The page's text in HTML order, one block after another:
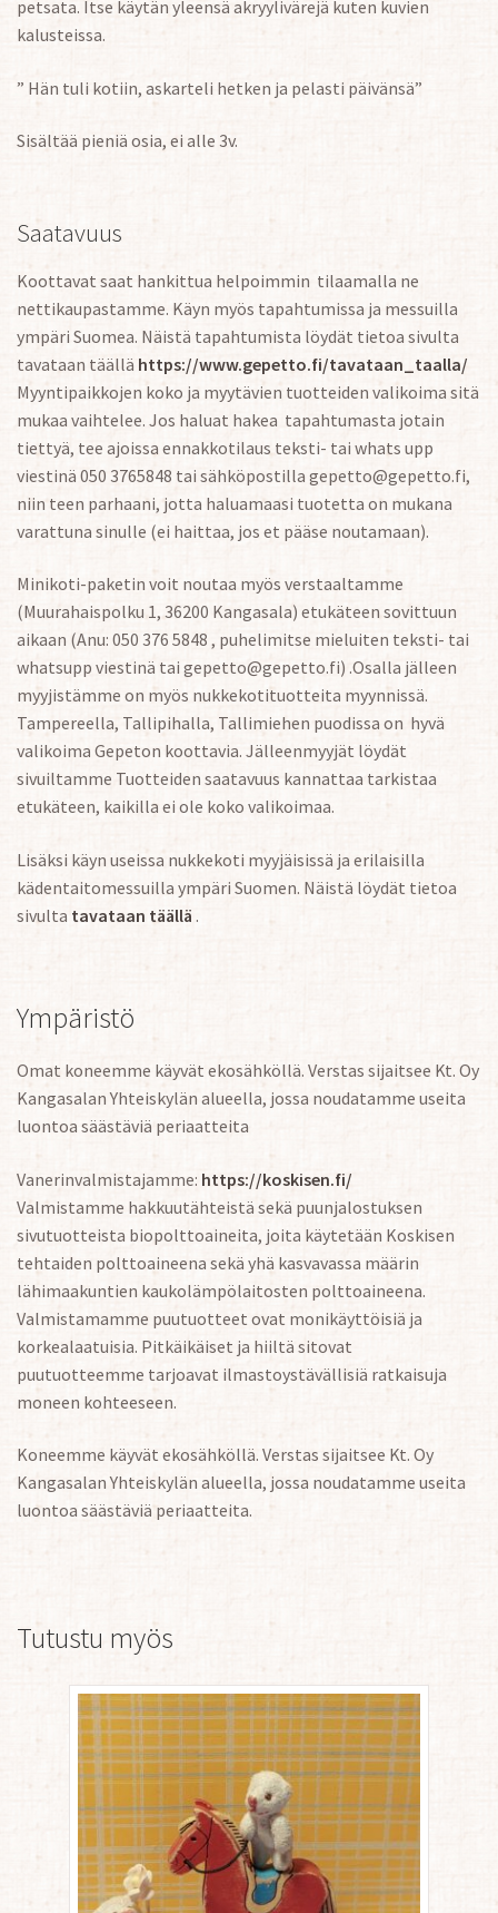
petsata. Itse käytän yleensä akryylivärejä kuten kuvien
kalusteissa.
” Hän tuli kotiin, askarteli hetken ja pelasti päivänsä”
Sisältää pieniä osia, ei alle 3v.
Saatavuus
Koottavat saat hankittua helpoimmin tilaamalla ne
nettikaupastamme. Käyn myös tapahtumissa ja messuilla
ympäri Suomea. Näistä tapahtumista löydät tietoa sivulta
tavataan täällä https://www.gepetto.fi/tavataan_taalla/
Myyntipaikkojen koko ja myytävien tuotteiden valikoima sitä
mukaa vaihtelee. Jos haluat hakea tapahtumasta jotain
tiettyä, tee ajoissa ennakkotilaus teksti- tai whats upp
viestinä 050 3765848 tai sähköpostilla gepetto@gepetto.fi,
niin teen parhaani, jotta haluamaasi tuotetta on mukana
varattuna sinulle (ei haittaa, jos et pääse noutamaan).
Minikoti-paketin voit noutaa myös verstaaltamme
(Muurahaispolku 1, 36200 Kangasala) etukäteen sovittuun
aikaan (Anu: 050 376 5848 , puhelimitse mieluiten teksti- tai
whatsupp viestinä tai gepetto@gepetto.fi) .Osalla jälleen
myyjistämme on myös nukkekotituotteita myynnissä.
Tampereella, Tallipihalla, Tallimiehen puodissa on hyvä
valikoima Gepeton koottavia. Jälleenmyyjät löydät
sivuiltamme Tuotteiden saatavuus kannattaa tarkistaa
etukäteen, kaikilla ei ole koko valikoimaa.
Lisäksi käyn useissa nukkekoti myyjäisissä ja erilaisilla
kädentaitomessuilla ympäri Suomen. Näistä löydät tietoa
sivulta tavataan täällä .
Ympäristö
Omat koneemme käyvät ekosähköllä. Verstas sijaitsee Kt. Oy
Kangasalan Yhteiskylän alueella, jossa noudatamme useita
luontoa säästäviä periaatteita
Vanerinvalmistajamme: https://koskisen.fi/
Valmistamme hakkuutähteistä sekä puunjalostuksen
sivutuotteista biopolttoaineita, joita käytetään Koskisen
tehtaiden polttoaineena sekä yhä kasvavassa määrin
lähimaakuntien kaukolämpölaitosten polttoaineena.
Valmistamamme puutuotteet ovat monikäyttöisiä ja
korkealaatuisia. Pitkäikäiset ja hiiltä sitovat
puutuotteemme tarjoavat ilmastoystävällisiä ratkaisuja
moneen kohteeseen.
Koneemme käyvät ekosähköllä. Verstas sijaitsee Kt. Oy
Kangasalan Yhteiskylän alueella, jossa noudatamme useita
luontoa säästäviä periaatteita.
Tutustu myös